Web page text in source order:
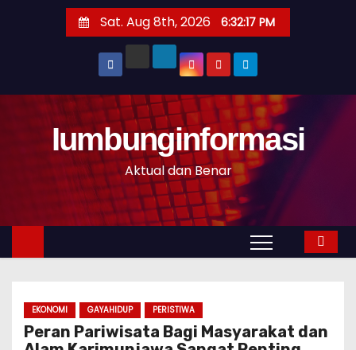
t
n
Sat. Aug 8th, 2026 6:32:18 PM
Iumbunginformasi
Aktual dan Benar
EKONOMI GAYAHIDUP PERISTIWA
Peran Pariwisata Bagi Masyarakat dan